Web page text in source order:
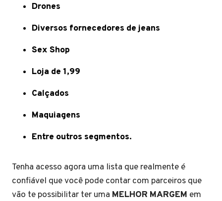
Drones
Diversos fornecedores de jeans
Sex Shop
Loja de 1,99
Calçados
Maquiagens
Entre outros segmentos.
Tenha acesso agora uma lista que realmente é
confiável que você pode contar com parceiros que
vão te possibilitar ter uma MELHOR MARGEM em